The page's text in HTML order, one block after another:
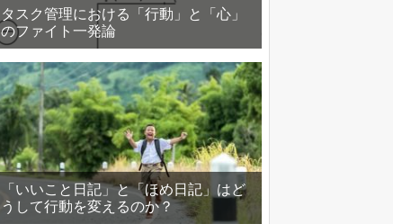
タスク管理における「行動」と「心」
のファイト一発論
「いいこと日記」と「ほめ日記」はど
うして行動を変えるのか？